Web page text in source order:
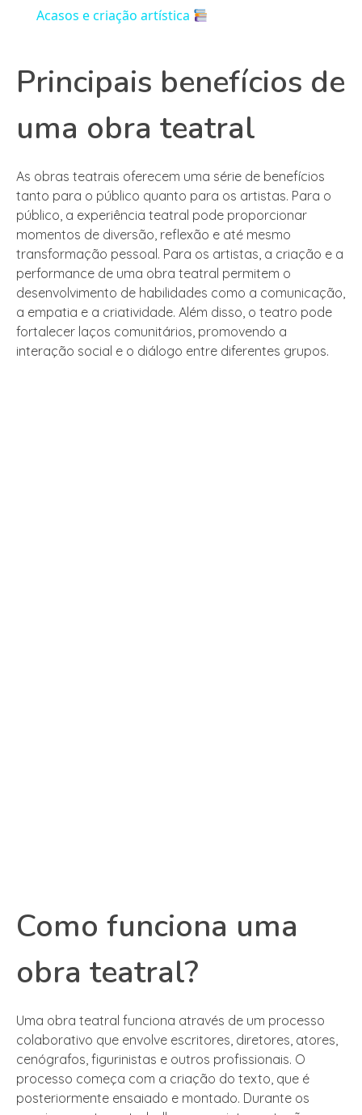
Acasos e criação artística
Principais benefícios de
uma obra teatral
As obras teatrais oferecem uma série de benefícios
tanto para o público quanto para os artistas. Para o
público, a experiência teatral pode proporcionar
momentos de diversão, reflexão e até mesmo
transformação pessoal. Para os artistas, a criação e a
performance de uma obra teatral permitem o
desenvolvimento de habilidades como a comunicação,
a empatia e a criatividade. Além disso, o teatro pode
fortalecer laços comunitários, promovendo a
interação social e o diálogo entre diferentes grupos.
Como funciona uma
obra teatral?
Uma obra teatral funciona através de um processo
colaborativo que envolve escritores, diretores, atores,
cenógrafos, figurinistas e outros profissionais. O
processo começa com a criação do texto, que é
posteriormente ensaiado e montado. Durante os